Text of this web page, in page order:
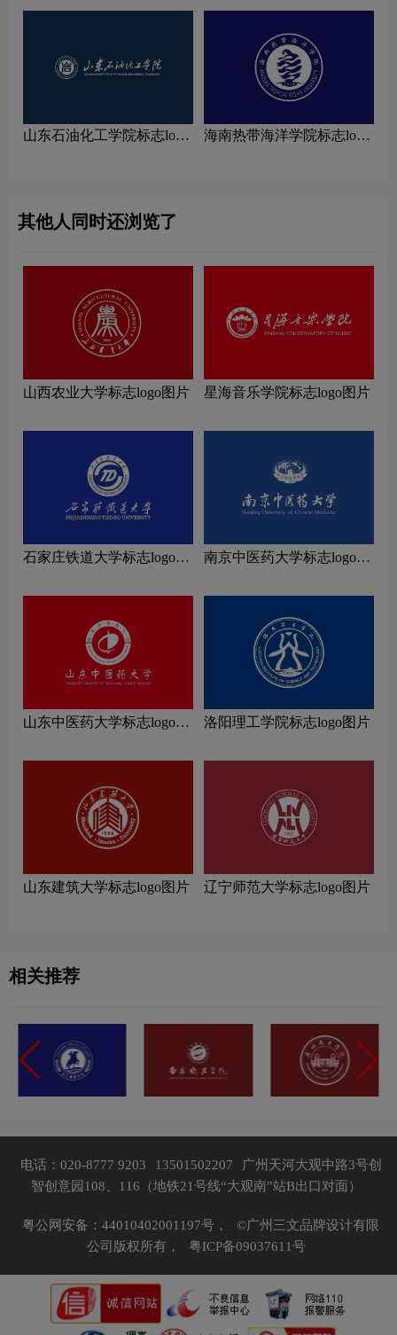
山东石油化工学院标志logo
海南热带海洋学院标志logo
其他人同时还浏览了
山西农业大学标志logo图片 星海音乐学院标志logo图片
石家庄铁道大学标志logo图
南京中医药大学标志logo图
山东中医药大学标志logo图
洛阳理工学院标志logo图片
山东建筑大学标志logo图片 辽宁师范大学标志logo图片
相关推荐
电话：020-8777 9203 13501502207
广州天河大观中路3号创
智创意园108、116（地铁21号线“大观南”站B出口对面）
粤公网安备：44010402001197号，
©广州三文品牌设计有限
公司版权所有，
粤ICP备09037611号